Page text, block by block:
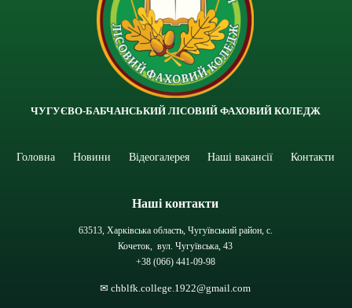
ЧУГУЄВО-БАБЧАНСЬКИЙ ЛІСОВИЙ ФАХОВИЙ КОЛЕДЖ
Головна Новини Відеогалерея Наші вакансії Контакти
Наші контакти
63513, Харківська область, Чугуївський район, с.
Кочеток, вул. Чугуївська, 43
+38 (066) 441-09-98
✉ chblfk.college.1922@gmail.com